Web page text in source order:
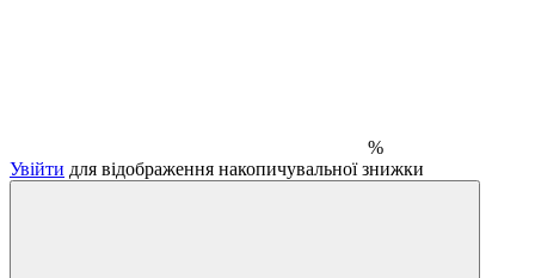
%
Увійти для відображення накопичувальної знижки